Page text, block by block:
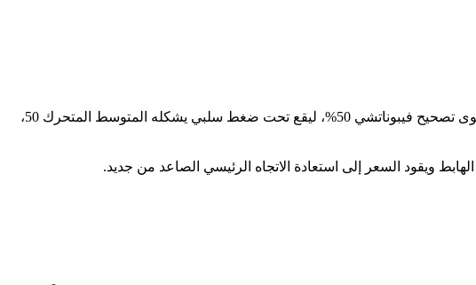
انخفض سعر الجنيه الاسترليني مقابل الدولار بقوة يوم أمس لينجح في تحقيق هدفنا المتوقع عند 1.2866 دولار، والذي يمثل مستوى تصحيح فيبوناتشي 50%، ليقع تحت ضغط سلبي يشكله المتوسط ​​المتحرك 50،